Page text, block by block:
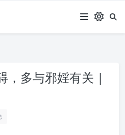
，多与邪婬有关 |